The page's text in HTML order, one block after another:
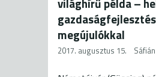
gazdaságfejlesztés
megújulókkal
2017. augusztus 15.